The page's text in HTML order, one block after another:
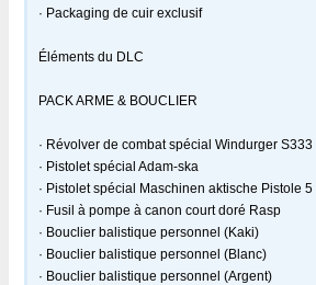
· Packaging de cuir exclusif
Éléments du DLC
PACK ARME & BOUCLIER
· Révolver de combat spécial Windurger S333
· Pistolet spécial Adam-ska
· Pistolet spécial Maschinen aktische Pistole 5
· Fusil à pompe à canon court doré Rasp
· Bouclier balistique personnel (Kaki)
· Bouclier balistique personnel (Blanc)
· Bouclier balistique personnel (Argent)